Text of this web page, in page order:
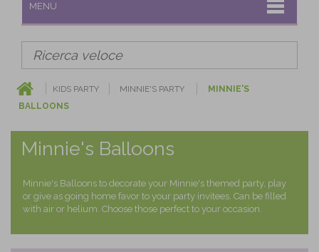
MENU
KIDS PARTY MINNIE'S PARTY
MINNIE'S
BALLOONS
Minnie's Balloons
Minnie's Balloons to decorate your Minnie's themed party, play
or give as going home favor to your party invitees. Can be filled
with air or helium. Choose those perfect to your occasion.